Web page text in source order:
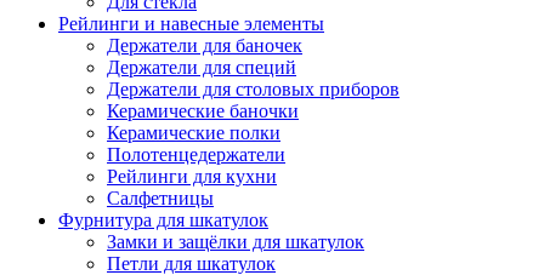
Рейлинги и навесные элементы
Держатели для баночек
Держатели для специй
Держатели для столовых приборов
Керамические баночки
Керамические полки
Полотенцедержатели
Рейлинги для кухни
Салфетницы
Фурнитура для шкатулок
Замки и защёлки для шкатулок
Петли для шкатулок